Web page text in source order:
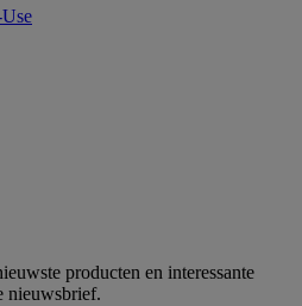
producten en interessante
nieuwsbrief.